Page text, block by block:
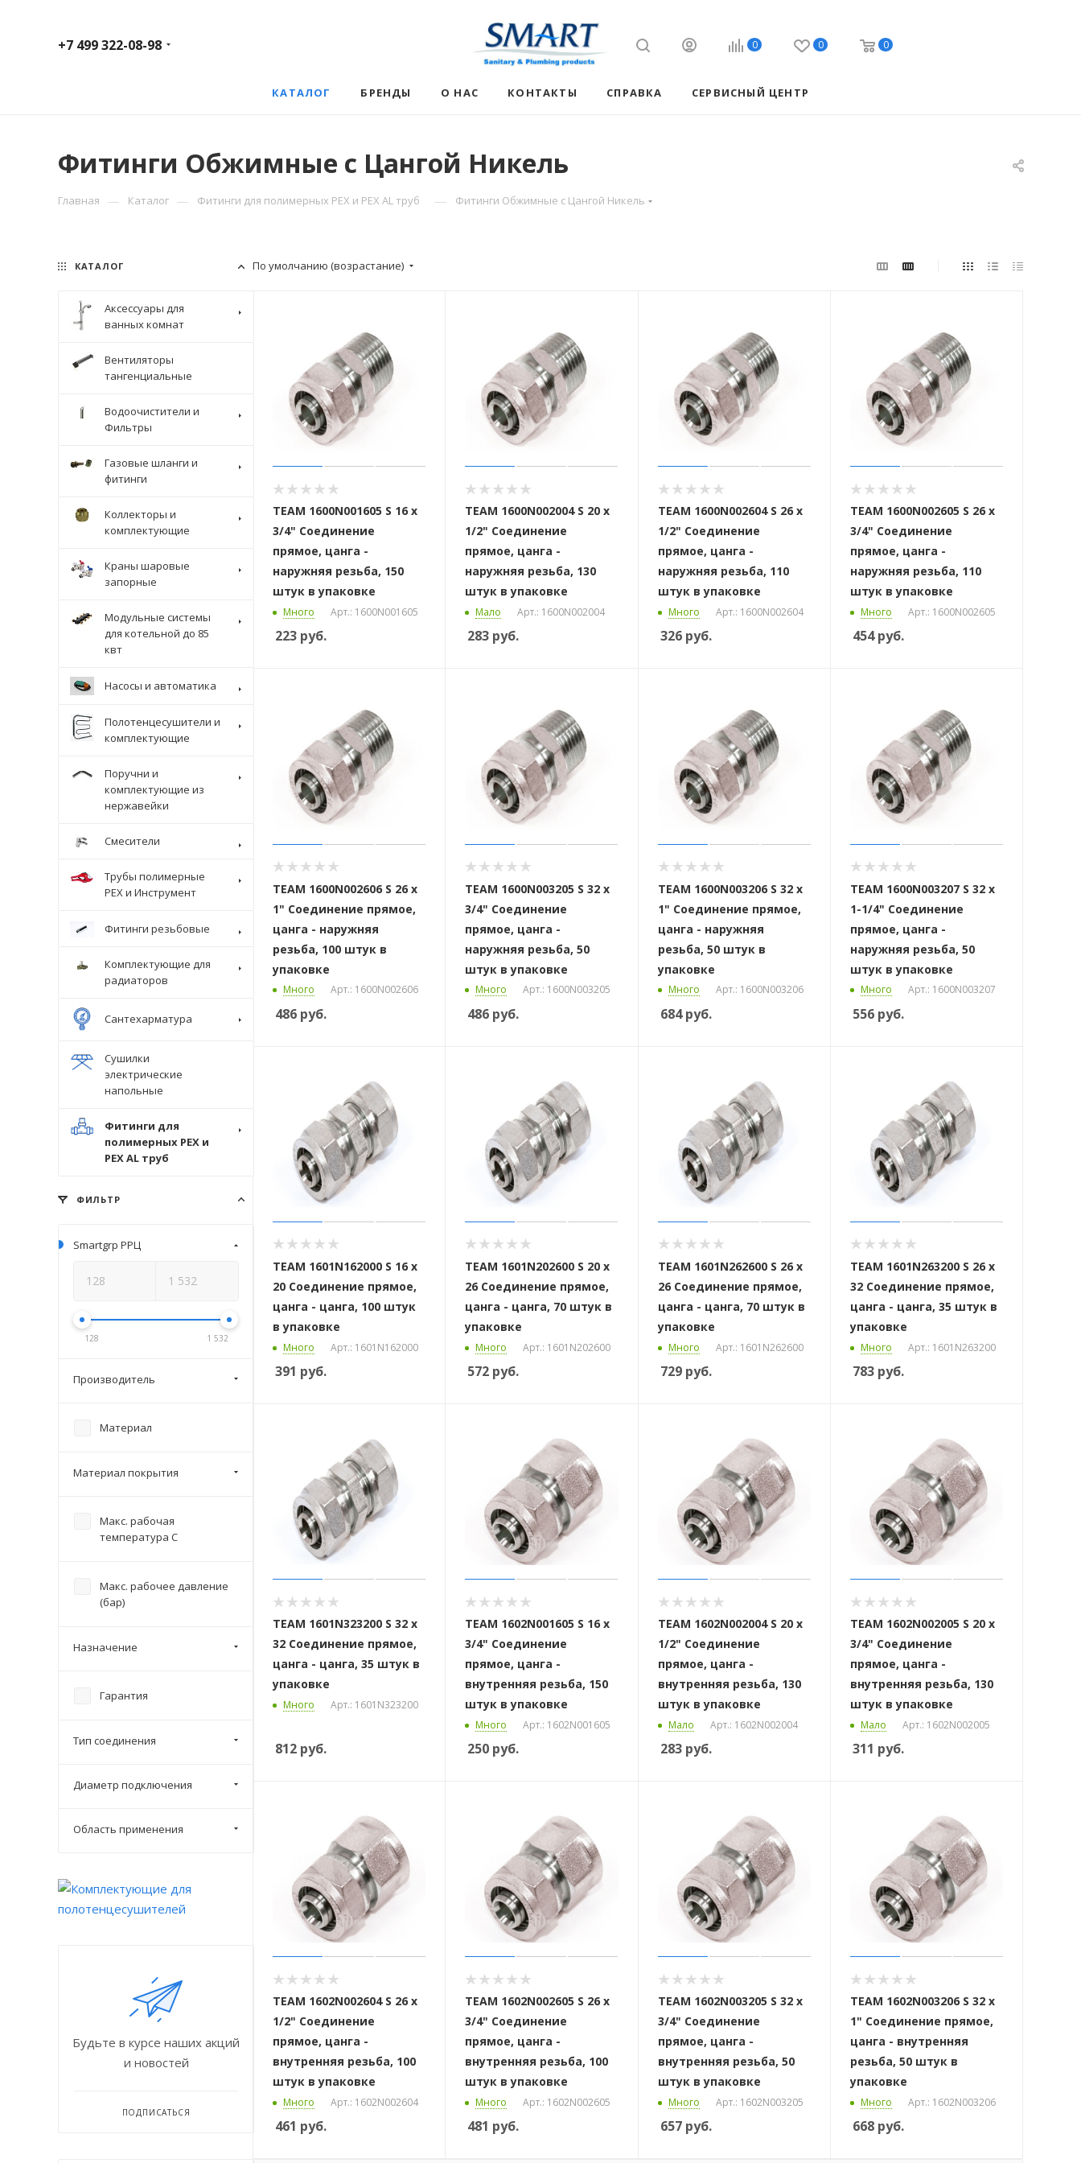
+7 499 322-08-98 0 0 0
КАТАЛОГ БРЕНДЫ О НАС КОНТАКТЫ СПРАВКА СЕРВИСНЫЙ ЦЕНТР
Фитинги Обжимные с Цангой Никель
Главная — Каталог — Фитинги для полимерных PEX и PEX AL труб — Фитинги Обжимные с Цангой Никель
По умолчанию (возрастание)
ТЕАМ 1600N001605 S 16 x
3/4" Соединение
прямое, цанга -
наружняя резьба, 150
штук в упаковке
Много Арт.: 1600N001605
223 руб.
ТЕАМ 1600N002004 S 20 x
1/2" Соединение
прямое, цанга -
наружняя резьба, 130
штук в упаковке
Мало Арт.: 1600N002004
283 руб.
ТЕАМ 1600N002604 S 26 x
1/2" Соединение
прямое, цанга -
наружняя резьба, 110
штук в упаковке
Много Арт.: 1600N002604
326руб.
ТЕАМ 1600N002605 S 26 x
3/4" Соединение
прямое, цанга -
наружняя резьба, 110
штук в упаковке
Много Арт.: 1600N002605
454руб.
ТЕАМ 1600N002606 S 26 x
1" Соединение прямое,
цанга - наружняя
резьба, 100 штук в
упаковке
Много Арт.: 1600N002606
486 руб.
ТЕАМ 1600N003205 S 32 x
3/4" Соединение
прямое, цанга -
наружняя резьба, 50
штук в упаковке
Много Арт.: 1600N003205
486 руб.
ТЕАМ 1600N003206 S 32 x
1" Соединение прямое,
цанга - наружняя
резьба, 50 штук в
упаковке
Много Арт.: 1600N003206
684руб.
ТЕАМ 1600N003207 S 32 x
1-1/4" Соединение
прямое, цанга -
наружняя резьба, 50
штук в упаковке
Много Арт.: 1600N003207
556руб.
ТЕАМ 1601N162000 S 16 х
20 Соединение прямое,
цанга - цанга, 100 штук
в упаковке
Много Арт.: 1601N162000
391 руб.
ТЕАМ 1601N202600 S 20 x
26 Соединение прямое,
цанга - цанга, 70 штук в
упаковке
Много Арт.: 1601N202600
572 руб.
ТЕАМ 1601N262600 S 26 x
26 Соединение прямое,
цанга - цанга, 70 штук в
упаковке
Много Арт.: 1601N262600
729руб.
ТЕАМ 1601N263200 S 26 x
32 Соединение прямое,
цанга - цанга, 35 штук в
упаковке
Много Арт.: 1601N263200
783руб.
ТЕАМ 1601N323200 S 32 x
32 Соединение прямое,
цанга - цанга, 35 штук в
упаковке
Много Арт.: 1601N323200
812 руб.
ТЕАМ 1602N001605 S 16 x
3/4" Соединение
прямое, цанга -
внутренняя резьба, 150
штук в упаковке
Много Арт.: 1602N001605
250 руб.
ТЕАМ 1602N002004 S 20 x
1/2" Соединение
прямое, цанга -
внутренняя резьба, 130
штук в упаковке
Мало Арт.: 1602N002004
283руб.
ТЕАМ 1602N002005 S 20 x
3/4" Соединение
прямое, цанга -
внутренняя резьба, 130
штук в упаковке
Мало Арт.: 1602N002005
311 руб.
ТЕАМ 1602N002604 S 26 x
1/2" Соединение
прямое, цанга -
внутренняя резьба, 100
штук в упаковке
Много Арт.: 1602N002604
461 руб.
ТЕАМ 1602N002605 S 26 x
3/4" Соединение
прямое, цанга -
внутренняя резьба, 100
штук в упаковке
Много Арт.: 1602N002605
481 руб.
ТЕАМ 1602N003205 S 32 x
3/4" Соединение
прямое, цанга -
внутренняя резьба, 50
штук в упаковке
Много Арт.: 1602N003205
657руб.
ТЕАМ 1602N003206 S 32 x
1" Соединение прямое,
цанга - внутренняя
резьба, 50 штук в
упаковке
Много Арт.: 1602N003206
668руб.
КАТАЛОГ
Аксессуары для
ванных комнат
Вентиляторы
тангенциальные
Водоочистители и
Фильтры
Газовые шланги и
фитинги
Коллекторы и
комплектующие
Краны шаровые
запорные
Модульные системы
для котельной до 85
квт
Насосы и автоматика
Полотенцесушители и
комплектующие
Поручни и
комплектующие из
нержавейки
Крепеж стоек для поручня
Смесители
Трубы полимерные
PEX и Инструмент
Фитинги резьбовые
Комплектующие для
радиаторов
Сантехарматура
Сушилки
электрические
напольные
Фитинги для
полимерных PEX и
PEX AL труб
ФИЛЬТР
Smartgrp РРЦ
128 1 532
Производитель
Материал
Материал покрытия
Макс. рабочая
температура С
Макс. рабочее давление
(бар)
Назначение
Гарантия
Тип соединения
Диаметр подключения
Область применения
Будьте в курсе наших акций
и новостей
ПОДПИСАТЬСЯ